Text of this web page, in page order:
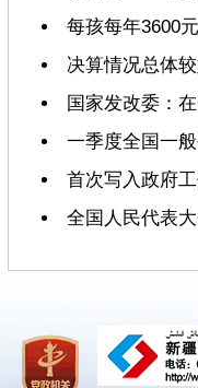
每孩每年3600
决算情况总体
国家发改委：
一季度全国一
首次写入政府
全国人民代表